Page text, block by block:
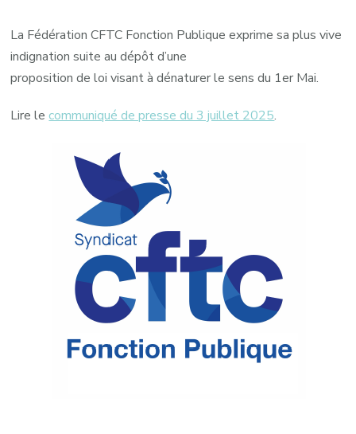
La Fédération CFTC Fonction Publique exprime sa plus vive
indignation suite au dépôt d’une
proposition de loi visant à dénaturer le sens du 1er Mai.
Lire lecommuniqué de presse du 3 juillet 2025.